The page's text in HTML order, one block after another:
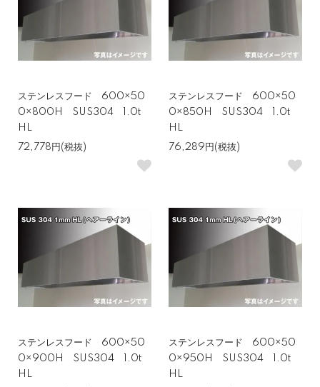
ステンレスフード 600×50
0×800H SUS304 1.0t
HL
72,778円(税抜)
ステンレスフード 600×50
0×850H SUS304 1.0t
HL
76,289円(税抜)
ステンレスフード 600×50
0×900H SUS304 1.0t
HL
ステンレスフード 600×50
0×950H SUS304 1.0t
HL